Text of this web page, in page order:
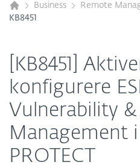
Business Remote
KB8451
[KB8451]
konfigurere
Vulnerability &
Management i
PROTECT